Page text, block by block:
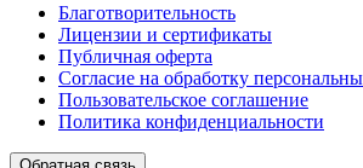
Благотворительность
Лицензии и сертификаты
Публичная оферта
Согласие на обработку
Пользовательское соглашение
Политика конфиденциальности